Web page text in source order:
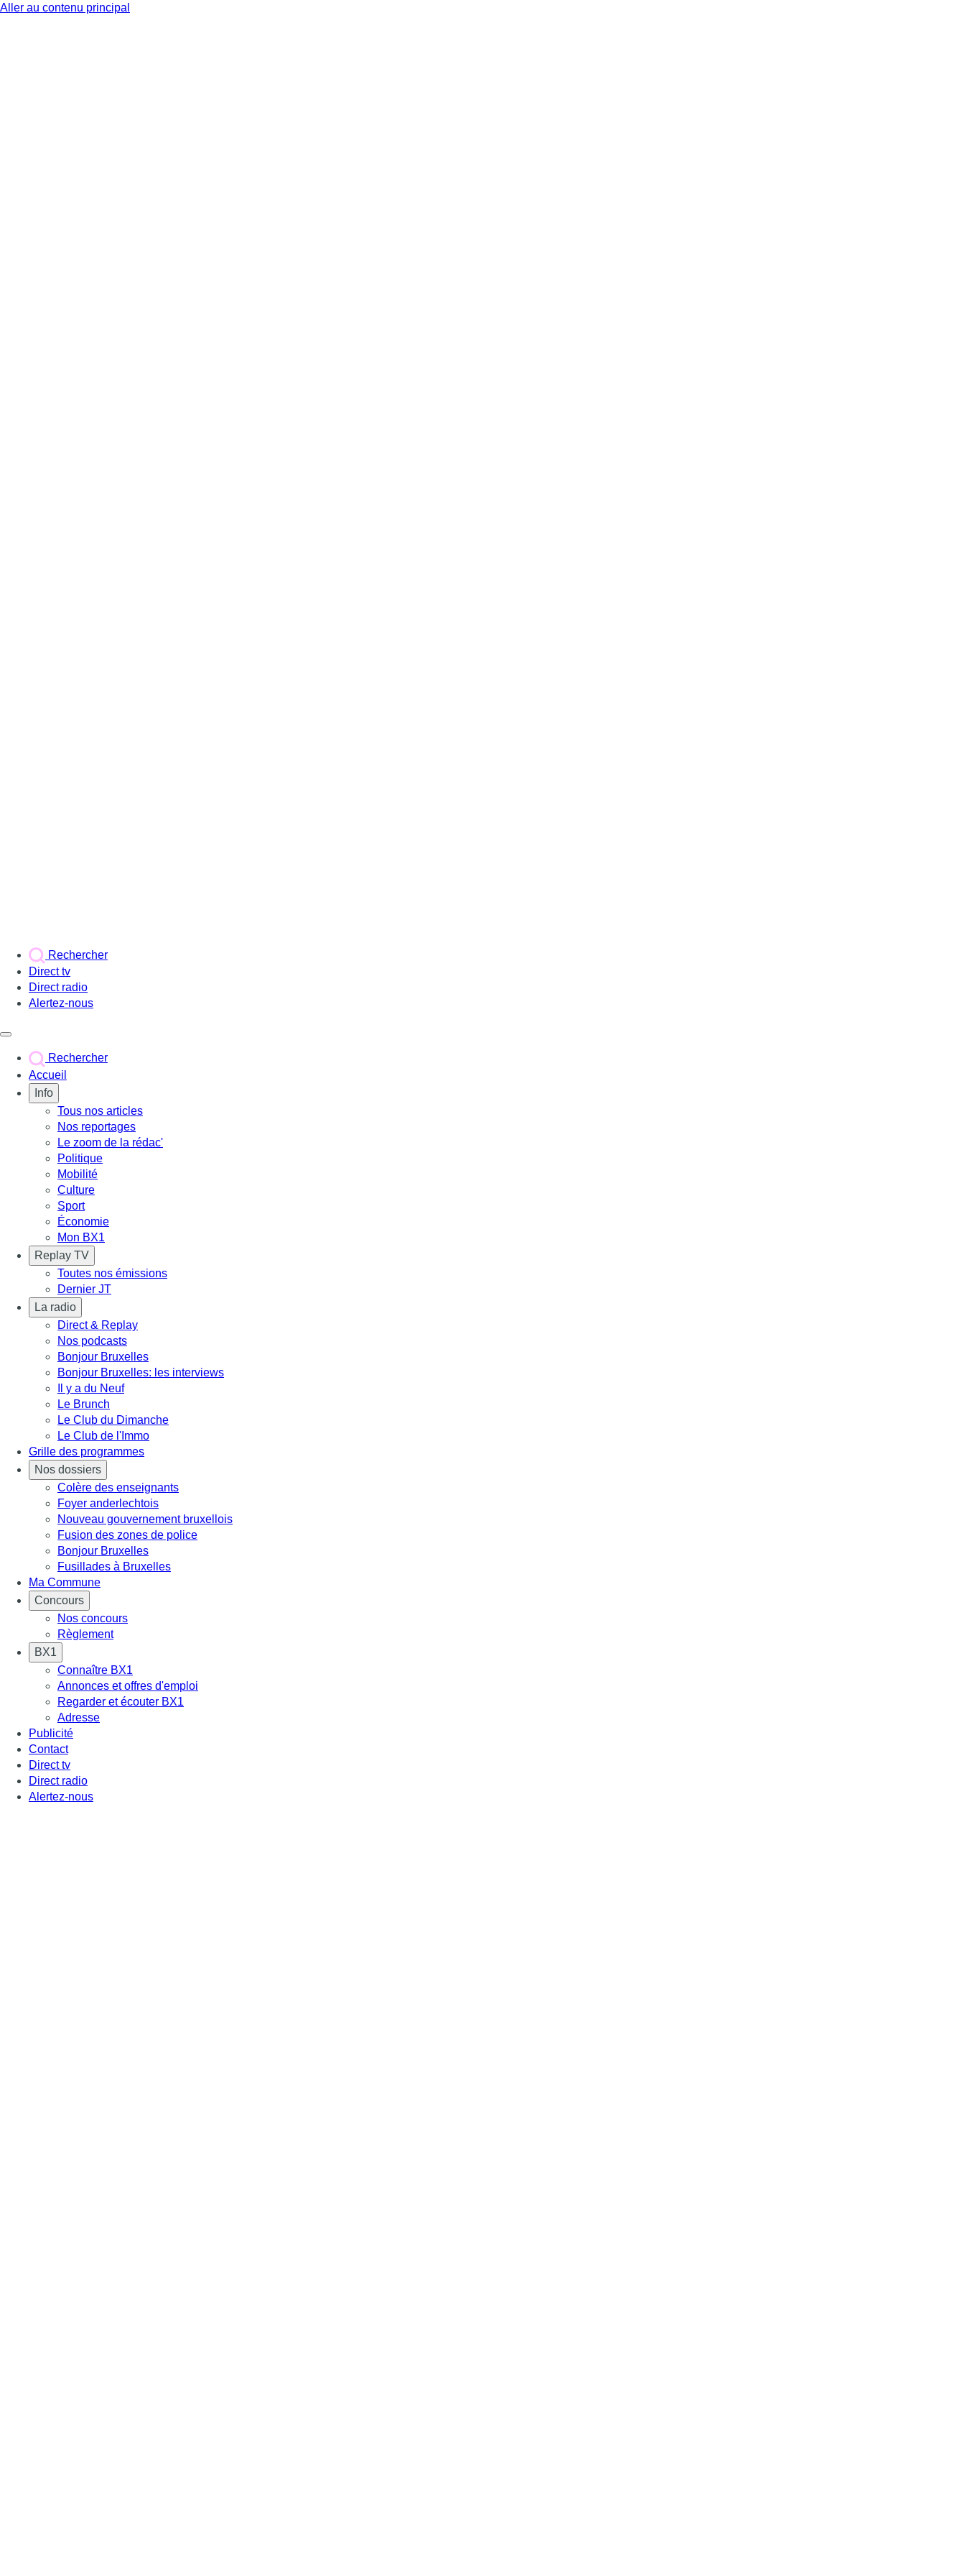
Aller au contenu principal
Rechercher
Direct tv
Direct radio
Alertez-nous
Rechercher
Accueil
Info
Tous nos articles
Nos reportages
Le zoom de la rédac'
Politique
Mobilité
Culture
Sport
Économie
Mon BX1
Replay TV
Toutes nos émissions
Dernier JT
La radio
Direct & Replay
Nos podcasts
Bonjour Bruxelles
Bonjour Bruxelles: les interviews
Il y a du Neuf
Le Brunch
Le Club du Dimanche
Le Club de l'Immo
Grille des programmes
Nos dossiers
Colère des enseignants
Foyer anderlechtois
Nouveau gouvernement bruxellois
Fusion des zones de police
Bonjour Bruxelles
Fusillades à Bruxelles
Ma Commune
Concours
Nos concours
Règlement
BX1
Connaître BX1
Annonces et offres d'emploi
Regarder et écouter BX1
Adresse
Publicité
Contact
Direct tv
Direct radio
Alertez-nous